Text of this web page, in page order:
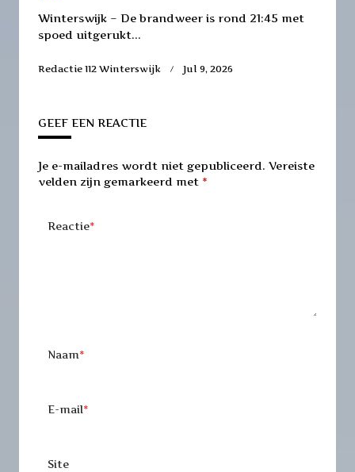
Winterswijk – De brandweer is rond 21:45 met
spoed uitgerukt...
Redactie 112 Winterswijk Jul 9, 2026
GEEF EEN REACTIE
Je e-mailadres wordt niet gepubliceerd. Vereiste
velden zijn gemarkeerd met *
Reactie*
Naam*
E-mail*
Site